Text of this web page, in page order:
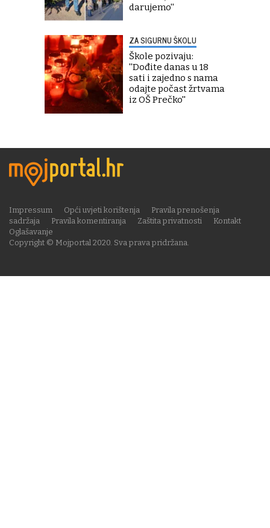
darujemo''
ZA SIGURNU ŠKOLU
Škole pozivaju:
''Dođite danas u 18
sati i zajedno s nama
odajte počast žrtvama
iz OŠ Prečko''
Copyright © Mojportal 2020. Sva prava pridržana.
Impressum Opći uvjeti korištenja
Pravila prenošenja
sadržaja
Pravila komentiranja Zaštita privatnosti
Kontakt
Oglašavanje